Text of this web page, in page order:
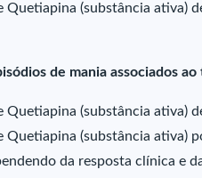
Quetiapina (substância ativa)
de mania associados
Quetiapina (substância ativa)
Quetiapina (substância ativa)
da resposta clínica e